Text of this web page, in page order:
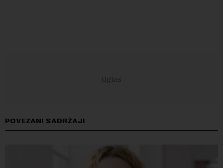
POVEZANI SADRŽAJI